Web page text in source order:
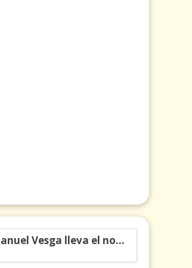
Carlos Manuel Vesga lleva el nombre de Colombia a los Emmy